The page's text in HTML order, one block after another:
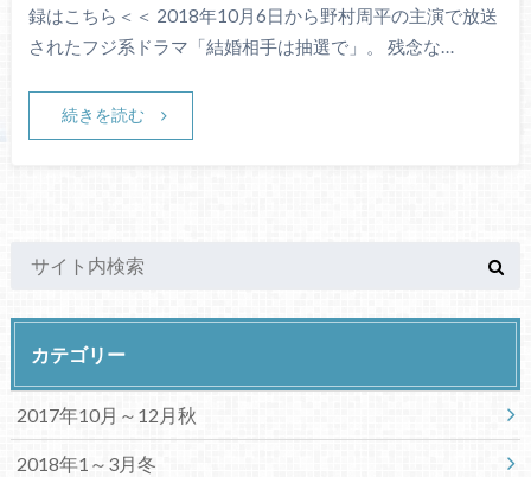
録はこちら＜＜ 2018年10月6日から野村周平の主演で放送
されたフジ系ドラマ「結婚相手は抽選で」。 残念な…
続きを読む
カテゴリー
2017年10月～12月秋
2018年1～3月冬